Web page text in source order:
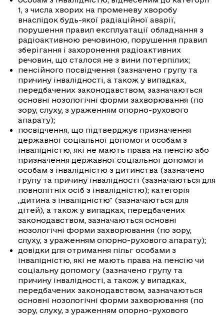
1, з числа хворих на променеву хворобу
внаслідок будь-якої радіаційної аварії,
порушення правил експлуатації обладнання з
радіоактивною речовиною, порушення правил
зберігання і захоронення радіоактивних
речовин, що сталося не з вини потерпілих;
пенсійного посвідчення (зазначено групу та
причину інвалідності, а також у випадках,
передбачених законодавством, зазначаються
основні нозологічні форми захворювання (по
зору, слуху, з ураженням опорно-рухового
апарату);
посвідчення, що підтверджує призначення
державної соціальної допомоги особам з
інвалідністю, які не мають права на пенсію або
призначення державної соціальної допомоги
особам з інвалідністю з дитинства (зазначено
групу та причину інвалідності (зазначаються для
повнолітніх осіб з інвалідністю); категорія
„дитина з інвалідністю" (зазначаються для
дітей), а також у випадках, передбачених
законодавством, зазначаються основні
нозологічні форми захворювання (по зору,
слуху, з ураженням опорно-рухового апарату);
довідки для отримання пільг особами з
інвалідністю, які не мають права на пенсію чи
соціальну допомогу (зазначено групу та
причину інвалідності, а також у випадках,
передбачених законодавством, зазначаються
основні нозологічні форми захворювання (по
зору, слуху, з ураженням опорно-рухового